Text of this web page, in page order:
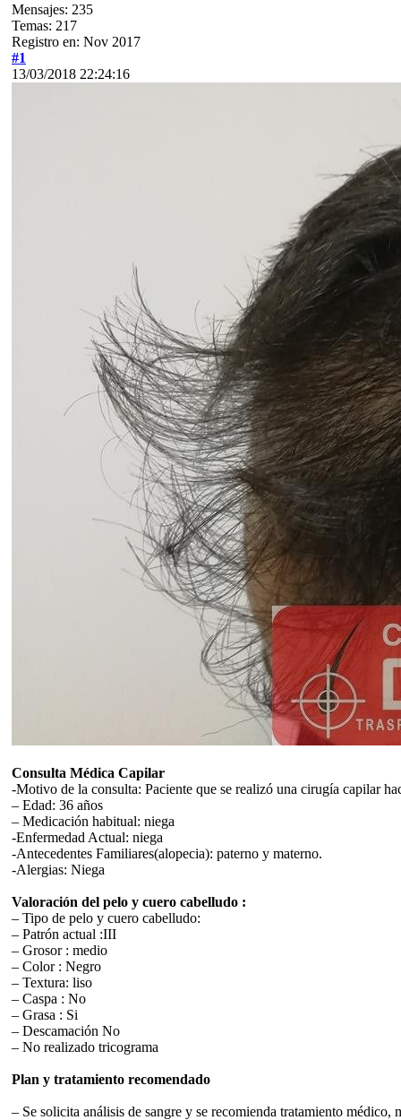
Mensajes: 235
Temas: 217
Registro en: Nov 2017
#1
13/03/2018 22:24:16
Consulta Médica Capilar
-Motivo de la consulta: Paciente que se realizó una cirugía capilar
– Edad: 36 años
– Medicación habitual: niega
-Enfermedad Actual: niega
-Antecedentes Familiares(alopecia): paterno y materno.
-Alergias: Niega
Valoración del pelo y cuero cabelludo :
– Tipo de pelo y cuero cabelludo:
– Patrón actual :III
– Grosor : medio
– Color : Negro
– Textura: liso
– Caspa : No
– Grasa : Si
– Descamación No
– No realizado tricograma
Plan y tratamiento recomendado
– Se solicita análisis de sangre y se recomienda tratamiento médico,